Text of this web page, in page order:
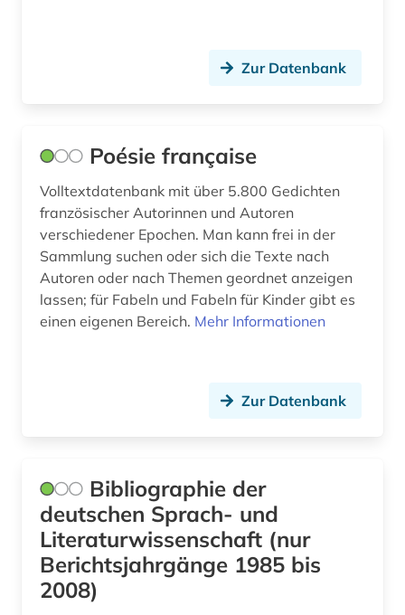
pädagogik (5)
quelle (14)
race (1)
recht (1)
rechtswissenschaft (1)
ricardo reis (1)
robbe-grillet (1)
roman (1)
Zur Datenbank
Poésie française
Volltextdatenbank mit über 5.800 Gedichten
französischer Autorinnen und Autoren
verschiedener Epochen. Man kann frei in der
Sammlung suchen oder sich die Texte nach
Autoren oder nach Themen geordnet anzeigen
lassen; für Fabeln und Fabeln für Kinder gibt es
einen eigenen Bereich. Mehr Informationen
Zur Datenbank
Bibliographie der
deutschen Sprach- und
Literaturwissenschaft (nur
Berichtsjahrgänge 1985 bis
2008)